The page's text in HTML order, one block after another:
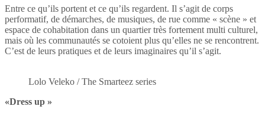
Entre ce qu’ils portent et ce qu’ils regardent. Il s’agit de corps
performatif, de démarches, de musiques, de rue comme « scène » et
espace de cohabitation dans un quartier très fortement multi culturel,
mais où les communautés se cotoient plus qu’elles ne se rencontrent.
C’est de leurs pratiques et de leurs imaginaires qu’il s’agit.
Lolo Veleko / The Smarteez series
«Dress up »